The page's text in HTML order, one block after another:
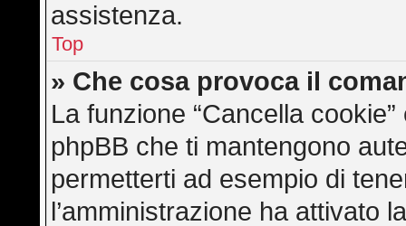
assistenza.
Top
» Che cosa provoca il
La funzione “Cancella
phpBB che ti mantengono
permetterti ad esempio di
l’amministrazione ha attivato